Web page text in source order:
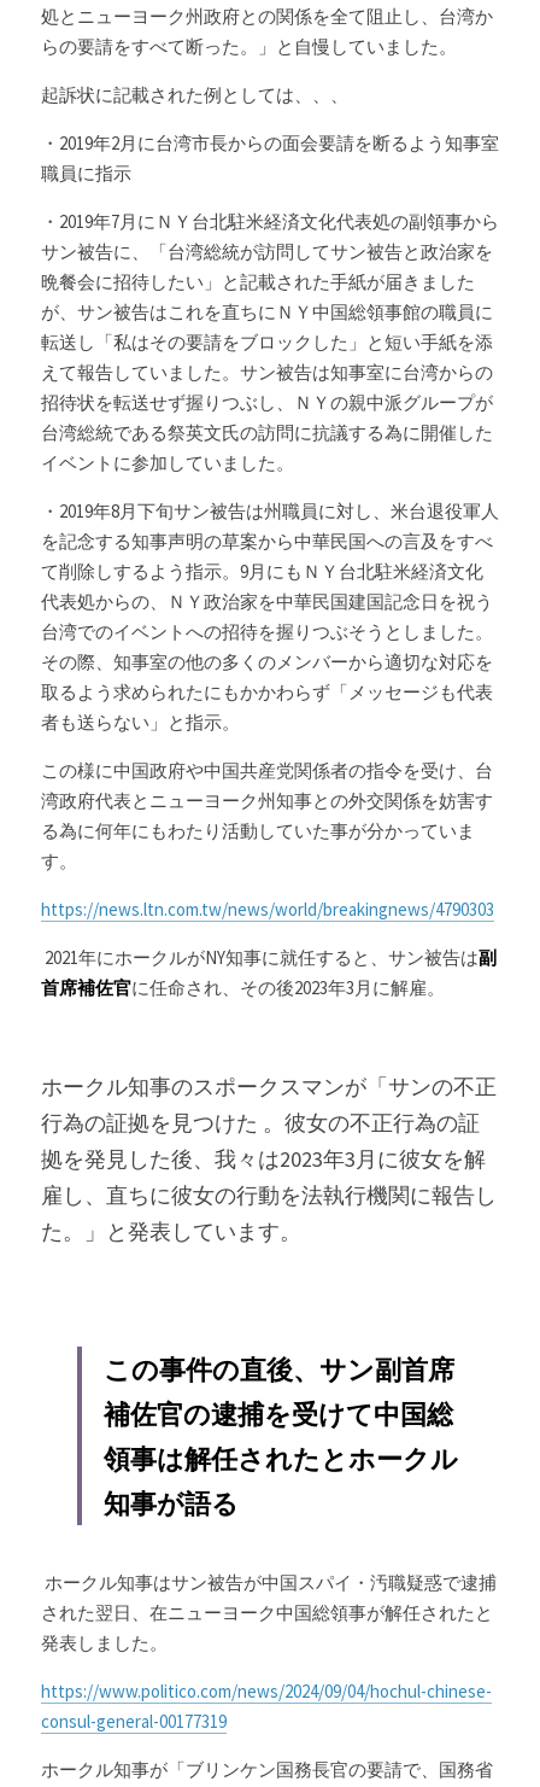
処とニューヨーク州政府との関係を全て阻止し、台湾か
らの要請をすべて断った。」と自慢していました。
起訴状に記載された例としては、、、
・2019年2月に台湾市長からの面会要請を断るよう知事室
職員に指示
・2019年7月にＮＹ 台北駐米経済文化代表処の副領事から
サン被告に、「台湾総統が訪問してサン被告と政治家を
晩餐会に招待したい」と記載された手紙が届きました
が、サン被告はこれを直ちにＮＹ中国総領事館の職員に
転送し「私はその要請をブロックした」と短い手紙を添
えて報告していました。サン被告は知事室に台湾からの
招待状を転送せず握りつぶし、ＮＹの親中派グループが
台湾総統である祭英文氏の訪問に抗議する為に開催した
イベントに参加していました。
・2019年8月下旬サン被告は州職員に対し、米台退役軍人
を記念する知事声明の草案から中華民国への言及をすべ
て削除しするよう指示。9月にも ＮＹ台北駐米経済文化
代表処からの、
ＮＹ政治家を中華民国建国記念日を祝う
台湾でのイベントへの招待を握りつぶそうとしました。
その際、知事室の他の多くのメンバーから適切な対応を
取るよう求められたにもかかわらず「メッセージも代表
者も送らない」と指示。
この様に中国政府や中国共産党関係者の指令を受け、台
湾政府代表とニューヨーク州知事との外交関係を妨害す
る為に何年にもわたり活動していた事が分かっていま
す。
https://news.ltn.com.tw/news/world/breakingnews/4790303
2021年にホークルがNY知事に就任すると、サン被告は副
首席補佐官に任命され、その後2023年3月に解雇。
ホークル知事のスポークスマンが「サンの不正
行為の証拠を見つけた 。 彼女の不正行為の証
拠を発見した後、我々は2023年3月に彼女を解
雇し、直ちに彼女の行動を法執行機関に報告し
た。
」と発表しています。
この事件の直後、サン副首席
補佐官の逮捕を受けて中国総
領事は解任されたとホークル
知事が語る
された翌日、在ニューヨーク中国総領事が解任されたと
発表しました。
https://www.politico.com/news/2024/09/04/hochul-chinese-
consul-general-00177319
ホークル知事が「ブリンケン国務長官の要請で、国務省